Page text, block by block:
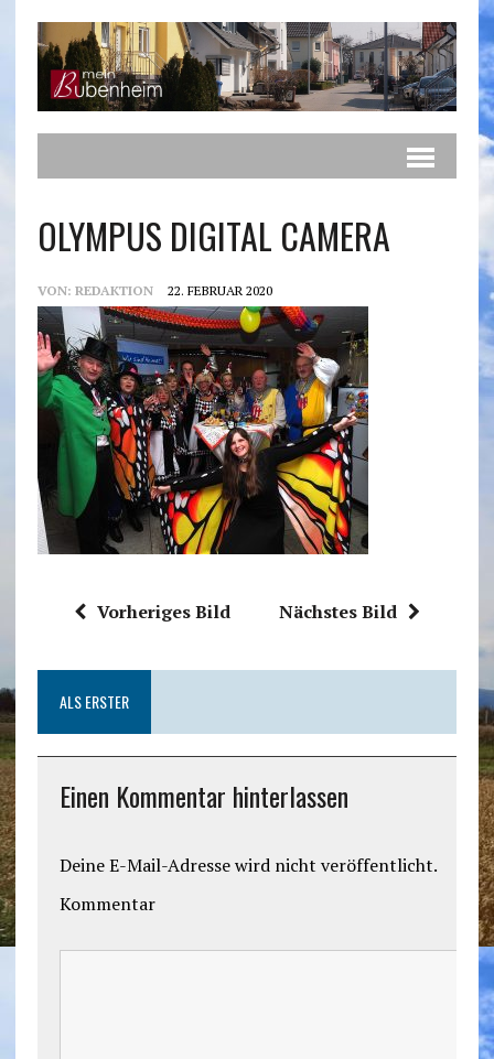
OLYMPUS DIGITAL CAMERA
VON: REDAKTION 22. FEBRUAR 2020
Vorheriges Bild Nächstes Bild
ALS ERSTER
Einen Kommentar hinterlassen
Deine E-Mail-Adresse wird nicht veröffentlicht.
Kommentar